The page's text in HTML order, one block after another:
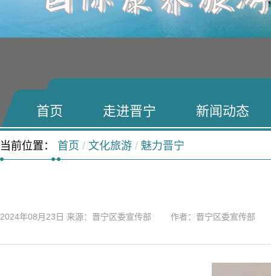
首页 走进晋宁 新闻动态
当前位置： 首页 / 文化旅游 / 魅力晋宁
2024年08月23日 来源：晋宁区委宣传部 作者：晋宁区委宣传部